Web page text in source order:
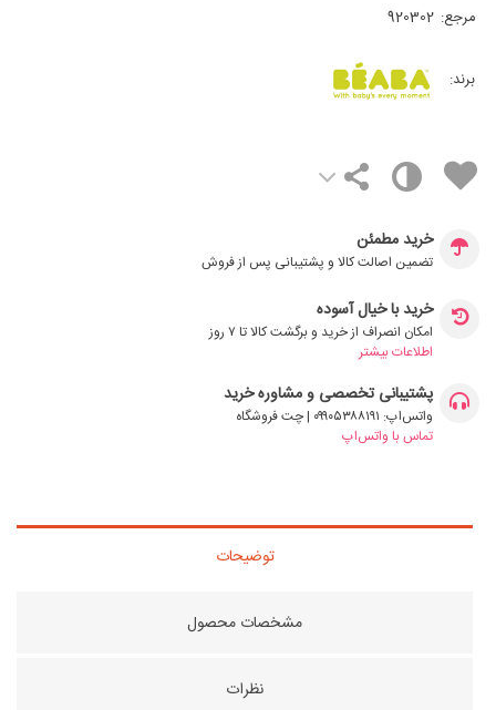
مرجع: 920302
برند:
خرید مطمئن
تضمین اصالت کالا و پشتیبانی پس از فروش
خرید با خیال آسوده
امکان انصراف از خرید و برگشت کالا تا ۷ روز
اطلاعات بیشتر
پشتیبانی تخصصی و مشاوره خرید
واتس‌اپ: ۰۹۹۰۵۳۸۸۱۹۱ | چت فروشگاه
تماس با واتس‌اپ
توضیحات
مشخصات محصول
نظرات